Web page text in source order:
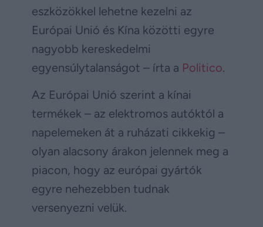
eszközökkel lehetne kezelni az
Európai Unió és Kína közötti egyre
nagyobb kereskedelmi
egyensúlytalanságot – írta a Politico.
Az Európai Unió szerint a kínai
termékek – az elektromos autóktól a
napelemeken át a ruházati cikkekig –
olyan alacsony árakon jelennek meg a
piacon, hogy az európai gyártók
egyre nehezebben tudnak
versenyezni velük.